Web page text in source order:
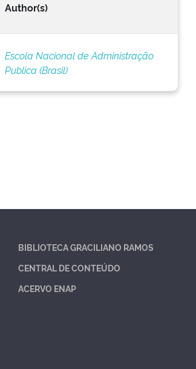
Author(s)
Escola Nacional de Administração
Publica (Brasil)
BIBLIOTECA GRACILIANO RAMOS
CENTRAL DE CONTEÚDO
ACERVO ENAP